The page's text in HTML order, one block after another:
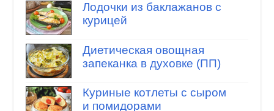
Лодочки из баклажанов с
курицей
Диетическая овощная
запеканка в духовке (ПП)
Куриные котлеты с сыром
и помидорами